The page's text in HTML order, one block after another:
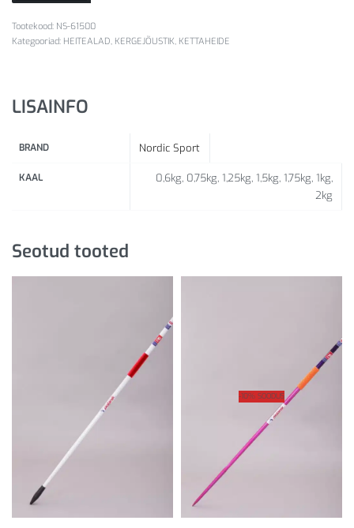
NS-61500
Kategooriad: HEITEALAD, KERGEJÕUSTIK, KETTAHEIDE
LISAINFO
BRAND Nordic Sport
KAAL
0,6kg, 0,75kg, 1,25kg, 1,5kg, 1,75kg, 1kg,
2kg
Seotud tooted
-10% SOODUS